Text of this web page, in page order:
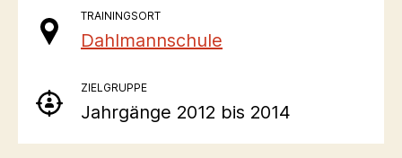
TRAININGSORT
Dahlmannschule
ZIELGRUPPE
Jahrgänge 2012 bis 2014